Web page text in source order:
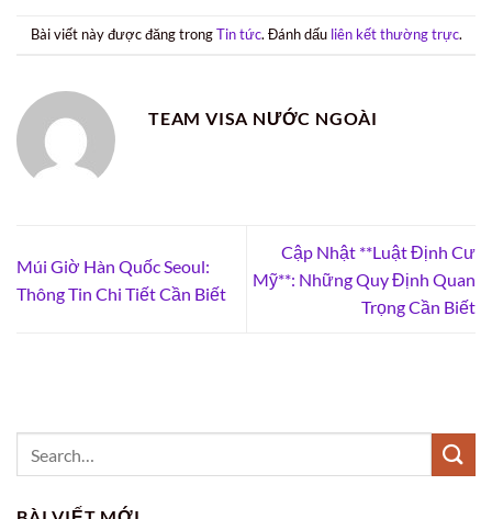
Bài viết này được đăng trongTin tức. Đánh dấu liên kết thường trực.
TEAM VISA NƯỚC NGOÀI
Múi Giờ Hàn Quốc Seoul:
Thông Tin Chi Tiết Cần Biết
Cập Nhật **Luật Định Cư
Mỹ**: Những Quy Định Quan
Trọng Cần Biết